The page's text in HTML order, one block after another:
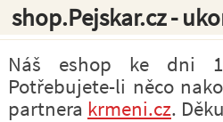
shop.Pejskar.cz -
Náš eshop ke dni
Potřebujete-li něco
partnera krmeni.cz.